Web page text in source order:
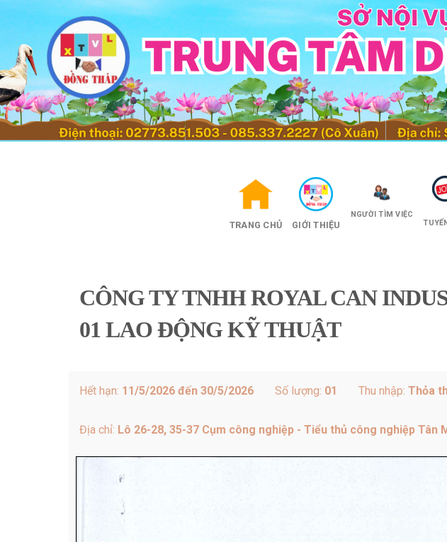
content
TRANG CHỦ GIỚI THIỆU
NGƯỜI TÌM VIỆC
CÔNG TY TNHH ROYAL CAN
01 LAO ĐỘNG KỸ THUẬT
Hết hạn: 11/5/2026 đến 30/5/2026 Số lượng: 01 Thu nhập: Thỏa
Địa chỉ: Lô 26-28, 35-37 Cụm công nghiệp - Tiểu thủ công nghiệp Tân